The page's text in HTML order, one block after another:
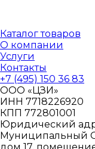
Каталог товаров
О компании
Услуги
Контакты
+7 (495) 150 36 83
ООО «ЦЗИ»
ИНН 7718226920
КПП 772801001
Юридический
Муниципальный